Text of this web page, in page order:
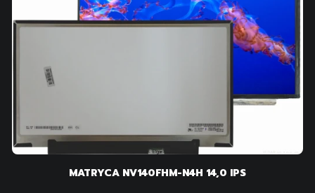
MATRYCA NV140FHM-N4H 14,0 IPS